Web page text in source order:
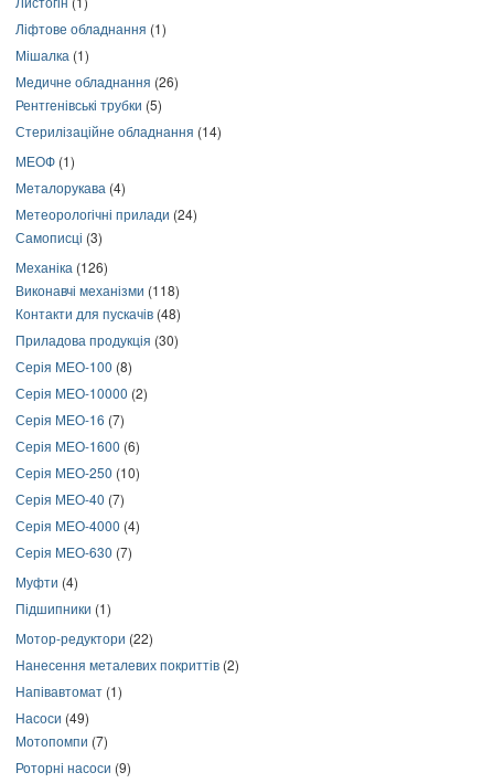
Ліфтове обладнання (1)
Мішалка (1)
Медичне обладнання (26)
Рентгенівські трубки (5)
Стерилізаційне обладнання (14)
МЕОФ (1)
Металорукава (4)
Метеорологічні прилади (24)
Самописці (3)
Механіка (126)
Виконавчі механізми (118)
Контакти для пускачів (48)
Приладова продукція (30)
Серія МЕО-100 (8)
Серія МЕО-10000 (2)
Серія МЕО-16 (7)
Серія МЕО-1600 (6)
Серія МЕО-250 (10)
Серія МЕО-40 (7)
Серія МЕО-4000 (4)
Серія МЕО-630 (7)
Муфти (4)
Підшипники (1)
Мотор-редуктори (22)
Нанесення металевих покриттів (2)
Напівавтомат (1)
Насоси (49)
Мотопомпи (7)
Роторні насоси (9)